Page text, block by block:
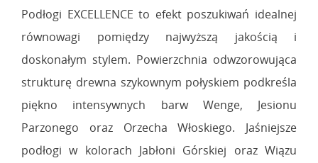
Podłogi EXCELLENCE to efekt poszukiwań idealnej
równowagi pomiędzy najwyższą jakością i
doskonałym stylem. Powierzchnia odwzorowująca
strukturę drewna szykownym połyskiem podkreśla
piękno intensywnych barw Wenge, Jesionu
Parzonego oraz Orzecha Włoskiego. Jaśniejsze
podłogi w kolorach Jabłoni Górskiej oraz Wiązu